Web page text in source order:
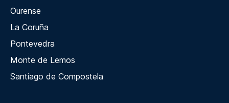
Ourense
La Coruña
Pontevedra
Monte de Lemos
Santiago de Compostela